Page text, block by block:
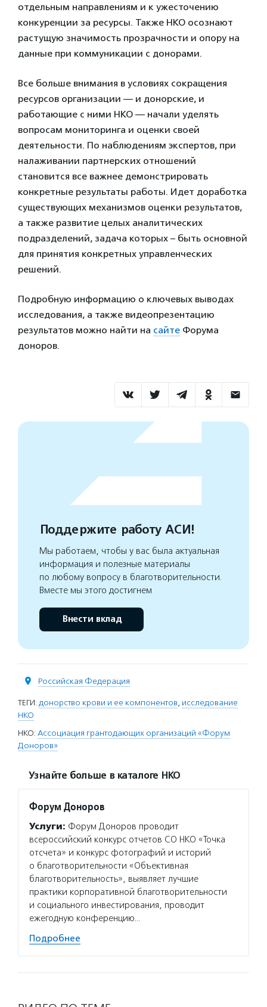
отдельным направлениям и к ужесточению
конкуренции за ресурсы. Также НКО осознают
растущую значимость прозрачности и опору на
данные при коммуникации с донорами.
Все больше внимания в условиях сокращения
ресурсов организации — и донорские, и
работающие с ними НКО — начали уделять
вопросам мониторинга и оценки своей
деятельности. По наблюдениям экспертов, при
налаживании партнерских отношений
становится все важнее демонстрировать
конкретные результаты работы. Идет доработка
существующих механизмов оценки результатов,
а также развитие целых аналитических
подразделений, задача которых – быть основной
для принятия конкретных управленческих
решений.
Подробную информацию о ключевых выводах
исследования, а также видеопрезентацию
результатов можно найти на сайте Форума
доноров.
Поддержите работу АСИ!
Мы работаем, чтобы у вас была актуальная
информация и полезные материалы
по любому вопросу в благотворительности.
Вместе мы этого достигнем
Внести вклад
Российская Федерация
ТЕГИ: донорство крови и ее компонентов, исследование
НКО
НКО: Ассоциация грантодающих организаций «Форум
Доноров»
Узнайте больше в каталоге НКО
Форум Доноров
Услуги: Форум Доноров проводит
всероссийский конкурс отчетов СО НКО «Точка
отсчета» и конкурс фотографий и историй
о благотворительности «Объективная
благотворительность», выявляет лучшие
практики корпоративной благотворительности
и социального инвестирования, проводит
ежегодную конференцию…
Подробнее